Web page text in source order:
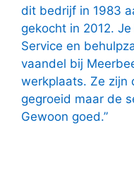
dit bedrijf in 1983
gekocht in 2012.
Service en
vaandel bij
werkplaats. Ze zijn
gegroeid maar de
Gewoon goed.”